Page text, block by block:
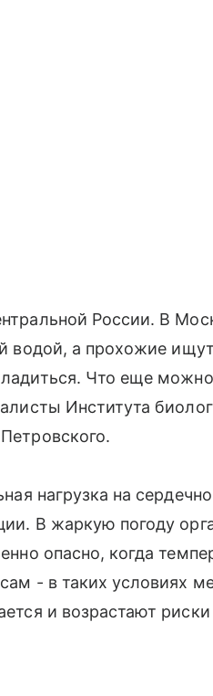
России. В
водой, а прохожие
Что еще можно
Института
нагрузка на
В жаркую погоду
опасно, когда
- в таких условиях
и возрастают